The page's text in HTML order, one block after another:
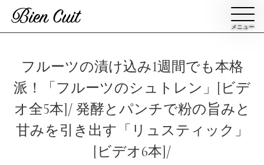
メニュー
ログイン
公開収録レッスン
フルーツの漬け込み1週間でも本格
派！「フルーツのシュトレン」[ビデ
オ全5本]/ 発酵とパンチで粉の旨みと
甘みを引き出す「リュスティック」
[ビデオ6本]/